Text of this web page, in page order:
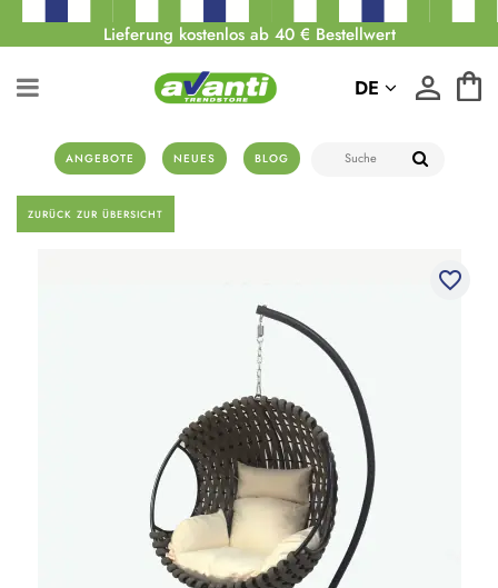
Lieferung kostenlos ab 40 € Bestellwert
ANGEBOTE NEUES BLOG
DE
ZURÜCK ZUR ÜBERSICHT
favorite_border